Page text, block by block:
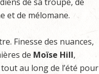
et de mélomane.
Finesse des nuances,
de Moïse Hill,
au long de l’été pour